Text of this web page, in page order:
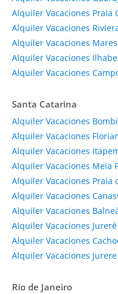
Alquiler Vacaciones Praia
Alquiler Vacaciones
Alquiler Vacaciones
Alquiler Vacaciones
Alquiler Vacaciones
Santa Catarina
Alquiler Vacaciones
Alquiler Vacaciones
Alquiler Vacaciones
Alquiler Vacaciones Meia
Alquiler Vacaciones Praia
Alquiler Vacaciones
Alquiler Vacaciones
Alquiler Vacaciones
Alquiler Vacaciones
Alquiler Vacaciones
Rio de Janeiro